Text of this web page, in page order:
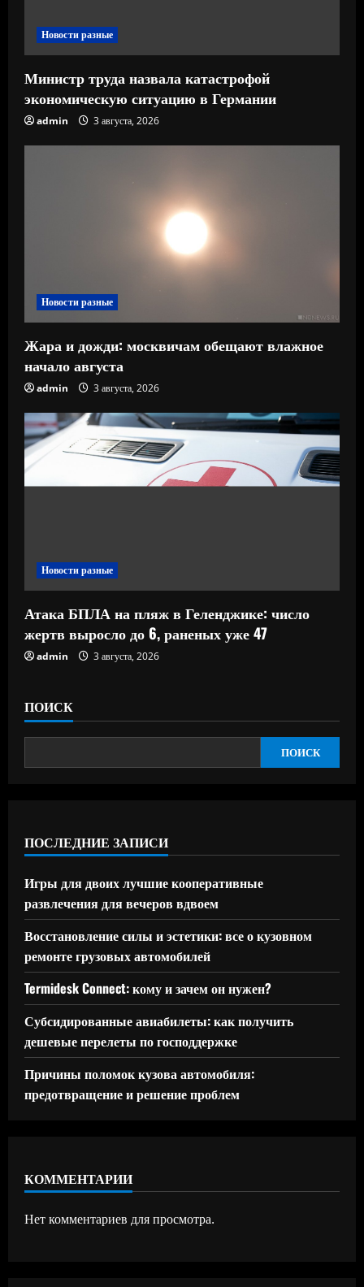
и
е
Новости разные
Министр труда назвала катастрофой
экономическую ситуацию в Германии
admin 3 августа, 2026
Новости разные
Жара и дожди: москвичам обещают влажное
начало августа
admin 3 августа, 2026
Новости разные
Атака БПЛА на пляж в Геленджике: число
жертв выросло до 6, раненых уже 47
admin 3 августа, 2026
ПОИСК
ПОИСК
ПОСЛЕДНИЕ ЗАПИСИ
Игры для двоих лучшие кооперативные
развлечения для вечеров вдвоем
Восстановление силы и эстетики: все о кузовном
ремонте грузовых автомобилей
Termidesk Connect: кому и зачем он нужен?
Субсидированные авиабилеты: как получить
дешевые перелеты по господдержке
Причины поломок кузова автомобиля:
предотвращение и решение проблем
КОММЕНТАРИИ
Нет комментариев для просмотра.